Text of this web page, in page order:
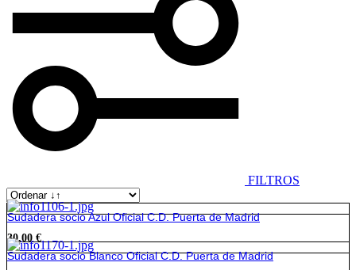
FILTROS
Sudadera socio Azul Oficial C.D. Puerta de Madrid
30,00€
Sudadera socio Blanco Oficial C.D. Puerta de Madrid